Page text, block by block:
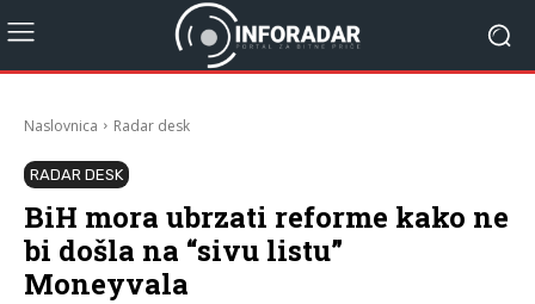
Naslovnica Radar desk
RADAR DESK
BiH mora ubrzati reforme kako ne
bi došla na “sivu listu”
Moneyvala